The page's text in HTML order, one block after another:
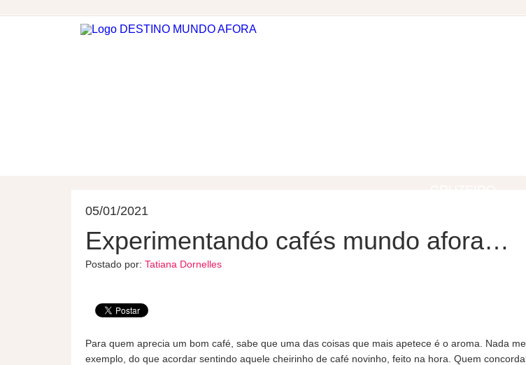
05/01/2021
Experimentando cafés mundo afora…
Postado por: Tatiana Dornelles
Para quem aprecia um bom café, sabe que uma das coisas que mais apetece é o aroma. Nada
exemplo, do que acordar sentindo aquele cheirinho de café novinho, feito na hora. Quem